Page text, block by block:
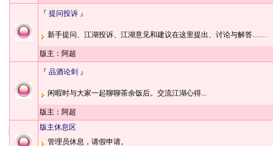
『 提问投诉 』
新手提问、江湖投诉、江湖意见和建议在这里提出、讨论与解答……
版主： 阿超
『 品酒论剑 』
闲暇时与大家一起聊聊茶余饭后。交流江湖心得...
版主： 阿超
版主休息区
管理员休息，请假申请。